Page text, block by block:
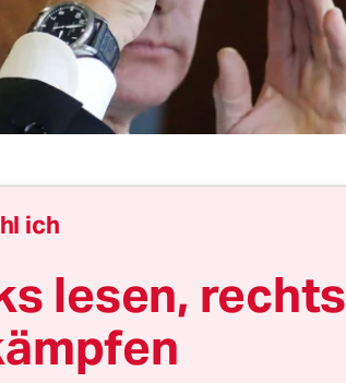
Ukraine, ein Land mitten in
Präsidenten Wladimir Putin
Gleichzeitig ergehen sich
Kiew noch Lichtjahre von
ich
lesen, rechts